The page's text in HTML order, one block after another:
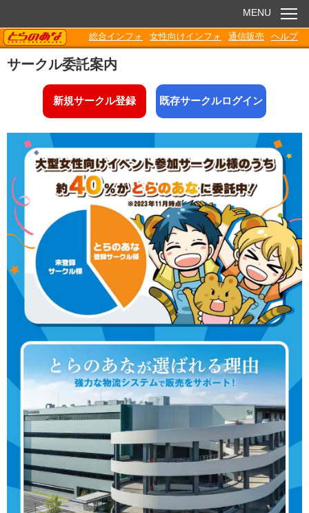
お知らせ
電子書籍
Q&A
各種ダウンロード
MENU
TORANOANA
総合インフォ 女性向けインフォ 通信販売 ヘルプ
サークル委託案内
新規サークル登録 既存サークルログイン